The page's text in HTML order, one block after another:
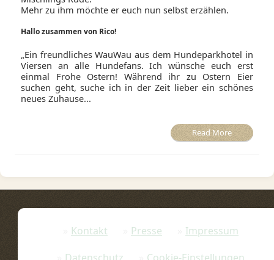
Mehr zu ihm möchte er euch nun selbst erzählen.
Hallo zusammen von Rico!
„Ein freundliches WauWau aus dem Hundeparkhotel in
Viersen an alle Hundefans. Ich wünsche euch erst
einmal Frohe Ostern! Während ihr zu Ostern Eier
suchen geht, suche ich in der Zeit lieber ein schönes
neues Zuhause...
Read More
Kontakt Presse
Impressum
Datenschutz
Cookie-Einstellungen